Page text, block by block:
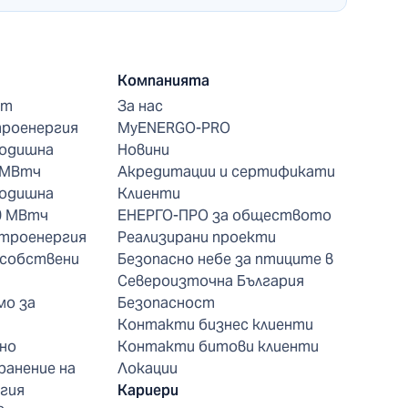
МВтч
МВтч
за
на
Компанията
За нас
MyENERGO-PRO
Новини
Акредитации и сертификати
Клиенти
ЕНЕРГО-ПРО за обществото
Реализирани проекти
Безопасно небе за птиците в
Североизточна България
Безопасност
Контакти бизнес клиенти
Контакти битови клиенти
Локации
Кариери